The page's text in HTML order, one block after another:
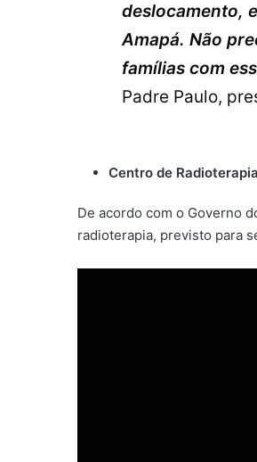
deslocamento,
Amapá. Não
famílias com
Padre Paulo,
Centro de Radioterapia
De acordo com o Governo
radioterapia, previsto para